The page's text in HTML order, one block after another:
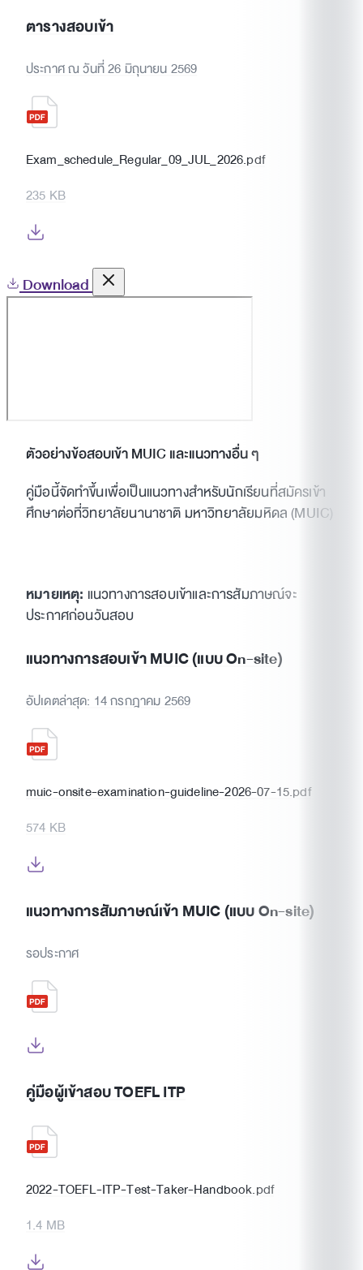
ตารางสอบเข้า
ประกาศ ณ วันที่ 26 มิถุนายน 2569
Exam_schedule_Regular_09_JUL_2026.pdf
235 KB
Download
ตัวอย่างข้อสอบเข้า MUIC และแนวทางอื่น ๆ
คู่มือนี้จัดทำขึ้นเพื่อเป็นแนวทางสำหรับนักเรียนที่สมัครเข้า
ศึกษาต่อที่วิทยาลัยนานาชาติ มหาวิทยาลัยมหิดล (MUIC)
หมายเหตุ: แนวทางการสอบเข้าและการสัมภาษณ์จะ
ประกาศก่อนวันสอบ
แนวทางการสอบเข้า MUIC (แบบ On-site)
อัปเดตล่าสุด: 14 กรกฎาคม 2569
muic-onsite-examination-guideline-2026-07-15.pdf
574 KB
แนวทางการสัมภาษณ์เข้า MUIC (แบบ On-site)
รอประกาศ
คู่มือผู้เข้าสอบ TOEFL ITP
2022-TOEFL-ITP-Test-Taker-Handbook.pdf
1.4 MB